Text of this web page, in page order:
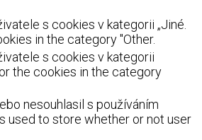
s cookies v kategorii „Jiné.
in the category "Other.
s cookies v kategorii
the cookies in the category
nesouhlasil s používáním
used to store whether or not user